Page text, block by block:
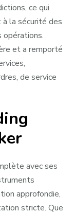
ce qui
à la sécurité des
opérations.
et a remporté
de service
avec ses
approfondie,
stricte. Que